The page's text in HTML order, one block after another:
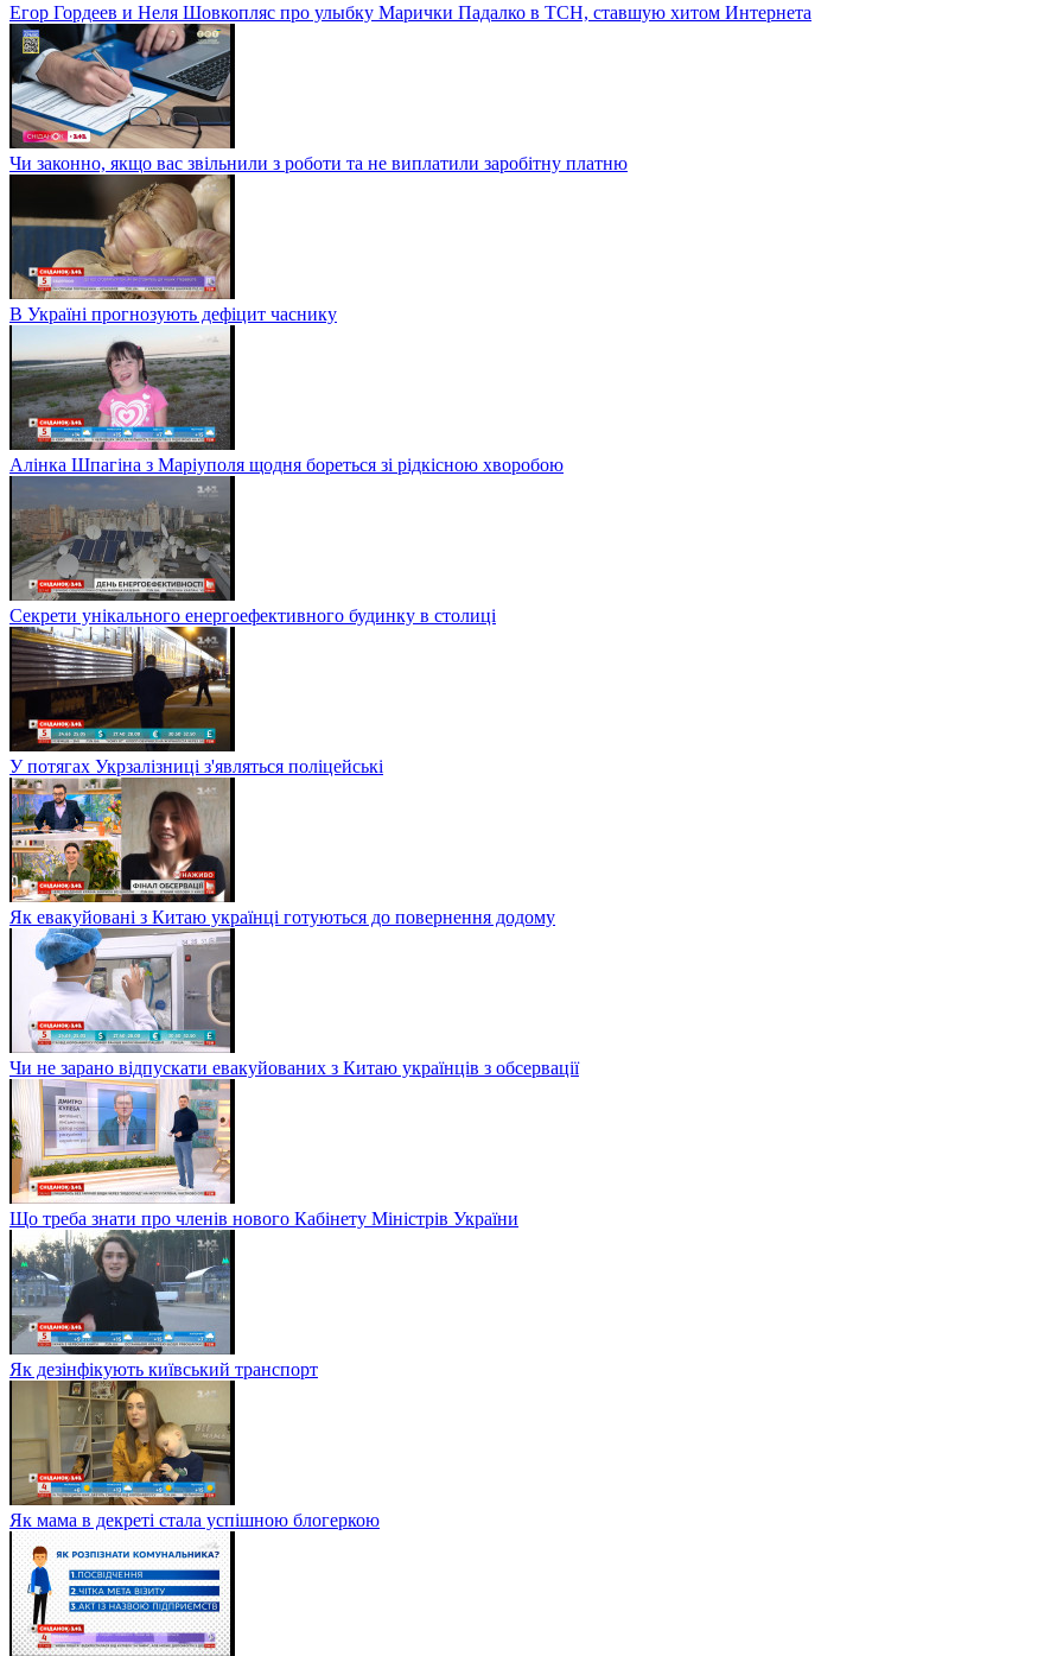
Егор Гордеев и Неля Шовкопляс про улыбку Марички Падалко в ТСН, ставшую хитом Интернета
Чи законно, якщо вас звільнили з роботи та не виплатили заробітну платню
В Україні прогнозують дефіцит часнику
Алінка Шпагіна з Маріуполя щодня бореться зі рідкісною хворобою
Секрети унікального енергоефективного будинку в столиці
У потягах Укрзалізниці з'являться поліцейські
Як евакуйовані з Китаю українці готуються до повернення додому
Чи не зарано відпускати евакуйованих з Китаю українців з обсервації
Що треба знати про членів нового Кабінету Міністрів України
Як дезінфікують київський транспорт
Як мама в декреті стала успішною блогеркою